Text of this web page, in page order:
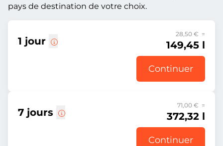
pays de destination de votre choix.
1 jour
28,50 € =
149,45 l
Continuer
7 jours
71,00 € =
372,32 l
Continuer